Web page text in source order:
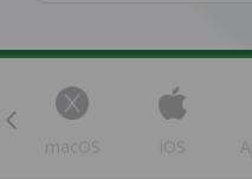
macOS iOS